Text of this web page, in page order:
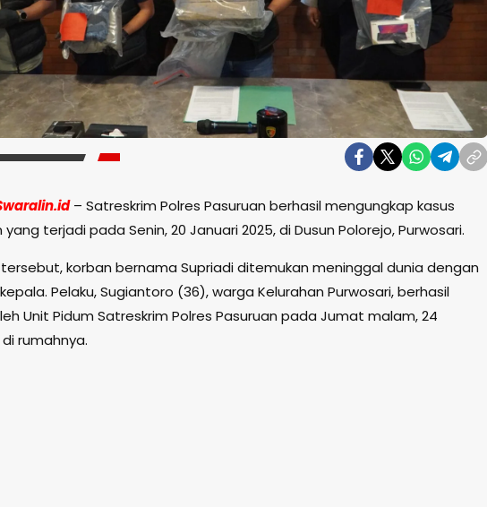
– Satreskrim Polres Pasuruan berhasil mengungkap kasus
terjadi pada Senin, 20 Januari 2025, di Dusun Polorejo, Purwosari.
korban bernama Supriadi ditemukan meninggal dunia dengan
Pelaku, Sugiantoro (36), warga Kelurahan Purwosari, berhasil
Unit Pidum Satreskrim Polres Pasuruan pada Jumat malam, 24
rumahnya.